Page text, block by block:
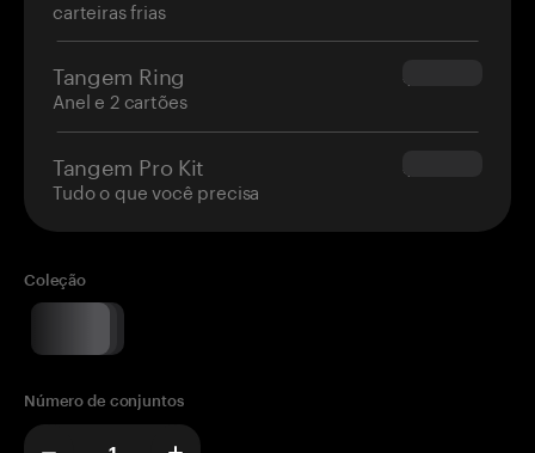
carteiras frias
Tangem Ring
Anel e 2 cartões
$160.00
Tangem Pro Kit
Tudo o que você precisa
$180.00
Coleção
Número de conjuntos